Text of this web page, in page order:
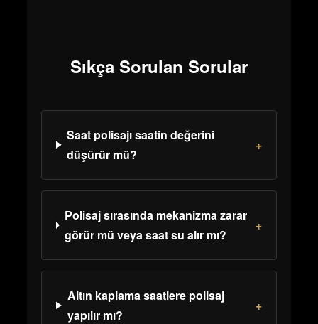
Sıkça Sorulan Sorular
Saat polisajı saatin değerini
düşürür mü?
+
Polisaj sırasında mekanizma zarar
görür mü veya saat su alır mı?
+
Altın kaplama saatlere polisaj
yapılır mı?
+